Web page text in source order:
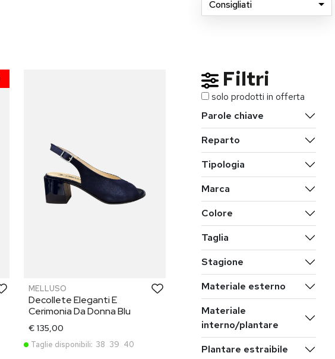
Consigliati
MELLUSO
Decollete Eleganti E
Cerimonia Da Donna Blu
€ 135,00
Taglie disponibili: 38 39 40
Filtri
solo prodotti in offerta
Parole chiave
Reparto
Tipologia
Marca
Colore
Taglia
Stagione
Materiale esterno
Materiale
interno/plantare
Plantare estraibile